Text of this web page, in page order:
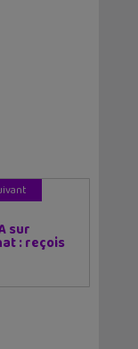
sur
: reçois